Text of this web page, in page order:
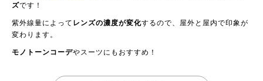
ズです！
紫外線量によって レンズの濃度が変化するので、屋外と屋内で印象が
変わります。
モノトーンコーデやスーツにもおすすめ！